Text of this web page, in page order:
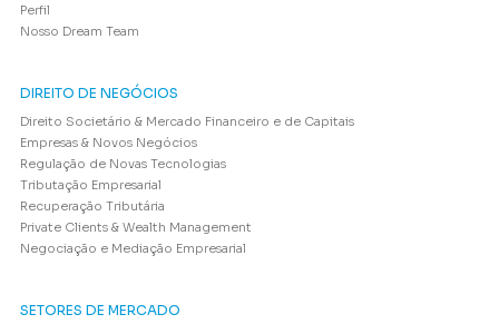
Perfil
Nosso Dream Team
DIREITO DE NEGÓCIOS
Direito Societário & Mercado Financeiro e de Capitais
Empresas & Novos Negócios
Regulação de Novas Tecnologias
Tributação Empresarial
Recuperação Tributária
Private Clients & Wealth Management
Negociação e Mediação Empresarial
SETORES DE MERCADO